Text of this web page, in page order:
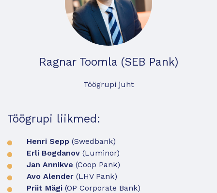
Ragnar Toomla (SEB Pank)
Töögrupi juht
Töögrupi liikmed:
Henri Sepp (Swedbank)
Erli Bogdanov (Luminor)
Jan Annikve (Coop Pank)
Avo Alender (LHV Pank)
Priit Mägi (OP Corporate Bank)